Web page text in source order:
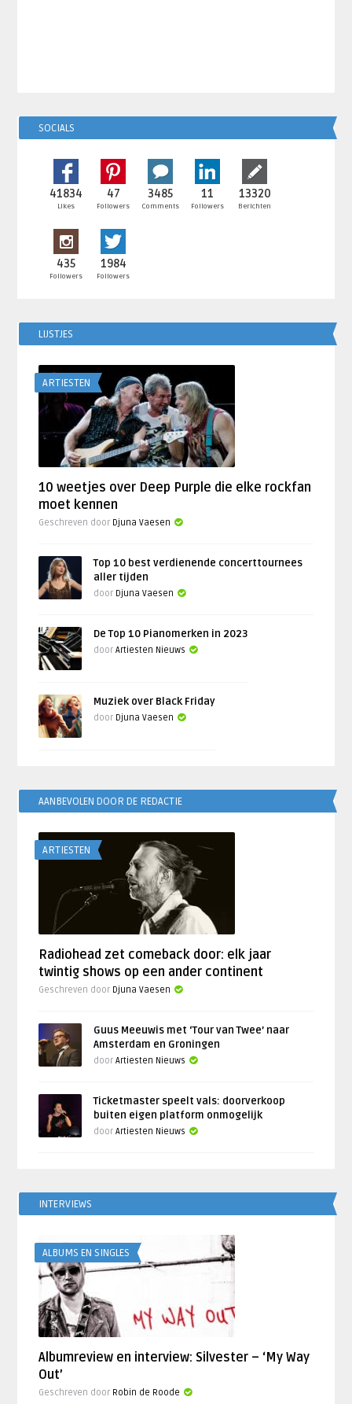
SOCIALS
41834
Likes
47
Followers
3485
Comments
11
Followers
13320
Berichten
435
Followers
1984
Followers
LIJSTJES
ARTIESTEN
10 weetjes over Deep Purple die elke rockfan
moet kennen
Geschreven door Djuna Vaesen
Top 10 best verdienende concerttournees
aller tijden
door Djuna Vaesen
De Top 10 Pianomerken in 2023
doorArtiesten Nieuws
Muziek over Black Friday
door Djuna Vaesen
AANBEVOLEN DOOR DE REDACTIE
ARTIESTEN
Radiohead zet comeback door: elk jaar
twintig shows op een ander continent
Geschreven door Djuna Vaesen
Guus Meeuwis met ‘Tour van Twee’ naar
Amsterdam en Groningen
doorArtiesten Nieuws
Ticketmaster speelt vals: doorverkoop
buiten eigen platform onmogelijk
doorArtiesten Nieuws
INTERVIEWS
ALBUMS EN SINGLES
Albumreview en interview: Silvester – ‘My Way
Out’
Geschreven door Robin de Roode